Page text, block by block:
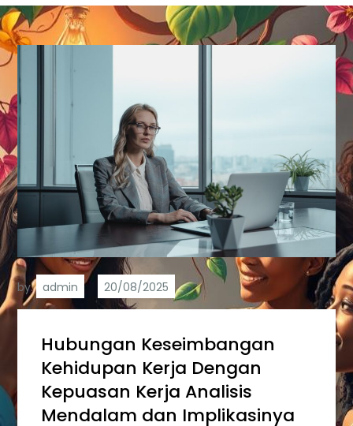
by: admin
Hubungan Keseimbangan
Kehidupan Kerja Dengan
Kepuasan Kerja Analisis
Mendalam dan Implikasinya